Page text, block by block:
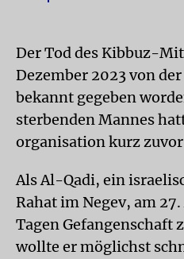
Der Tod des Kibbuz-
Dezember 2023 von
bekannt gegeben
sterbenden Mannes
organisation kurz
Als Al-Qadi, ein
Rahat im Negev, am
Tagen Gefangenschaft
wollte er möglichst